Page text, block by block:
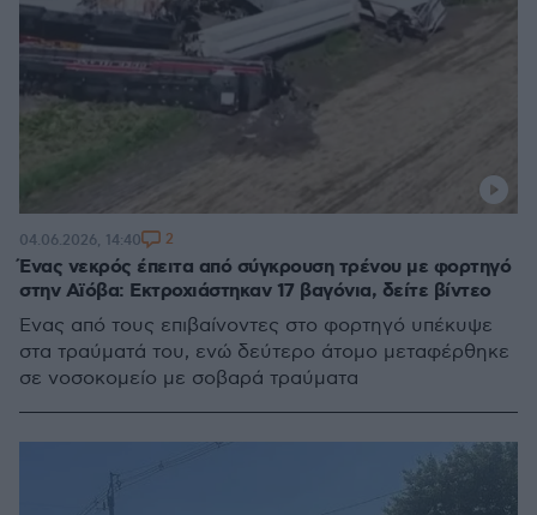
Ένας νεκρός έπειτα από σύγκρουση τρένου με φορτηγό
στην Αϊόβα: Εκτροχιάστηκαν 17 βαγόνια, δείτε βίντεο
Ένας από τους επιβαίνοντες στο φορτηγό υπέκυψε
στα τραύματά του, ενώ δεύτερο άτομο μεταφέρθηκε
σε νοσοκομείο με σοβαρά τραύματα
04.06.2026, 14:40 2